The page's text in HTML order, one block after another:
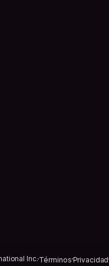
Inc.TérminosPrivacidad